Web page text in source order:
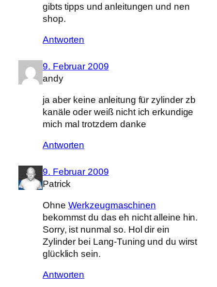
gibts tipps und anleitungen und nen
shop.
Antworten
9. Februar 2009
andy
ja aber keine anleitung für zylinder zb
kanäle oder weiß nicht ich erkundige
mich mal trotzdem danke
Antworten
9. Februar 2009
Patrick
Ohne Werkzeugmaschinen
bekommst du das eh nicht alleine hin.
Sorry, ist nunmal so. Hol dir ein
Zylinder bei Lang-Tuning und du wirst
glücklich sein.
Antworten